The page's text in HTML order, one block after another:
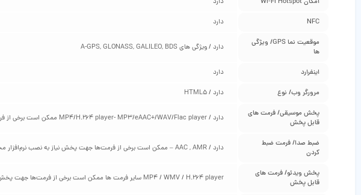
NFC دارد
موقعیت‌ نما GPS/ ویژگی‌
ها
دارد / ویژگی های A-GPS, GLONASS, GALILEO, BDS
اینفرارد دارد
مرورگر وب/ نوع دارد / HTML5
پخش موسیقی/ فرمت‌ های
قابل پخش
دارد / MP4/H.264 player- MP3/eAAC+/WAV/Flac player ممکن است برخی از فرمت‌ها جهت پخش نیاز به نصب نرم‌افزار مخصوص به خود را داشته باشند
ضبط صدا/ فرمت ضبط
کردن
دارد / AAC , AMR – ممکن است برخی از فرمت‌ها جهت پخش نیاز به نصب نرم‌افزار مخصوص به خود را داشته باشند
پخش ویدئو/ فرمت‌ های
قابل پخش
MP4 / WMV / H.264 player سایر فرمت ها ممکن است برخی از فرمت‌ها جهت پخش نیاز به نصب نرم‌افزار مخصوص به خود را داشته باشند